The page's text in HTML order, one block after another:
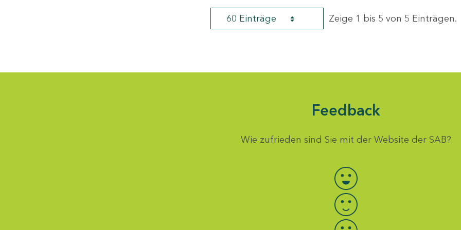
60 Einträge Zeige 1 bis 5 von 5 Einträgen.
Feedback
Wie zufrieden sind Sie mit der Website der SAB?
Bewertung auswählen